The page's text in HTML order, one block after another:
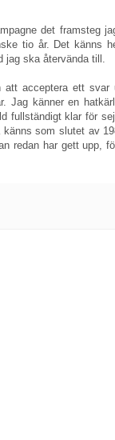
det framsteg
tio år. Det känns
ska återvända till.
att acceptera ett svar
Jag känner en
fullständigt klar för
som slutet av
redan har gett upp,